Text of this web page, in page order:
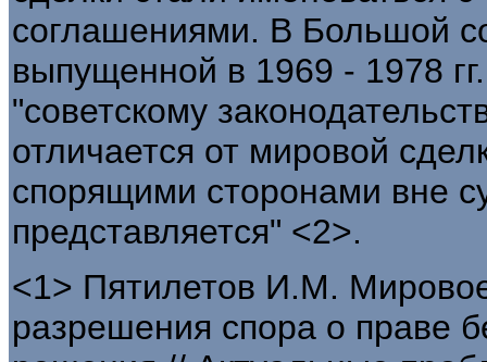
соглашениями. В Большой
выпущенной в 1969 - 1978
"советскому
отличается от мировой
спорящими сторонами вне
представляется" <2>.
<1> Пятилетов И.М.
разрешения спора о праве